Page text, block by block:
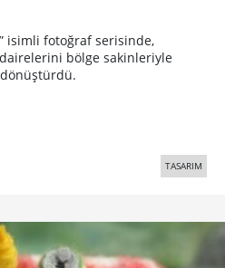
isimli fotoğraf serisinde,
bölge sakinleriyle
TASARIM